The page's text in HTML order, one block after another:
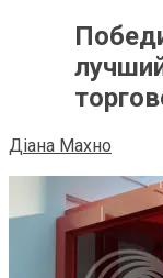
Діана Махно